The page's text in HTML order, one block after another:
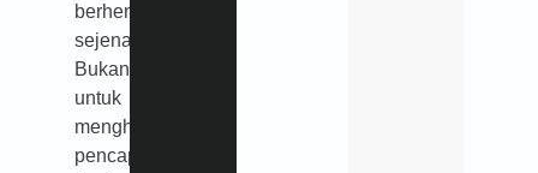
berhenti
sejenak.
Bukan
untuk
menghitung
pencapaian